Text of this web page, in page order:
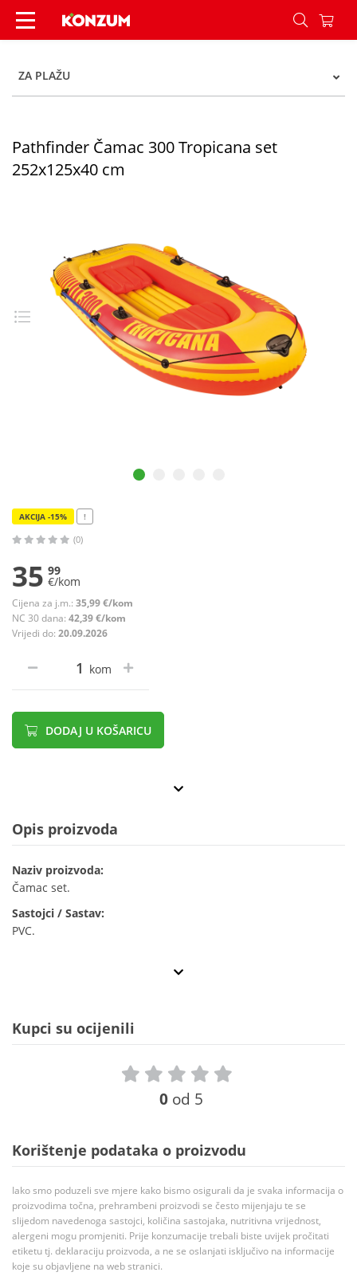
Pathfinder Čamac 300 Tropicana set
ZA PLAŽU
Pathfinder Čamac 300 Tropicana set
252x125x40 cm
AKCIJA -15% !
(0)
35 99
€/kom
Cijena za j.m.: 35,99 €/kom
NC 30 dana: 42,39 €/kom
Vrijedi do: 20.09.2026
kom
DODAJ U KOŠARICU
Opis proizvoda
Naziv proizvoda:
Čamac set.
Sastojci / Sastav:
PVC.
Kupci su ocijenili
0 od 5
Korištenje podataka o proizvodu
Iako smo poduzeli sve mjere kako bismo osigurali da je svaka informacija o
proizvodima točna, prehrambeni proizvodi se često mijenjaju te se
slijedom navedenoga sastojci, količina sastojaka, nutritivna vrijednost,
alergeni mogu promjeniti. Prije konzumacije trebali biste uvijek pročitati
etiketu tj. deklaraciju proizvoda, a ne se oslanjati isključivo na informacije
koje su objavljene na web stranici.